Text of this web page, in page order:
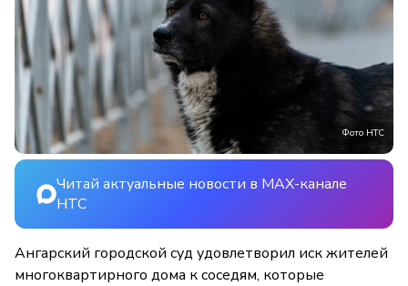
Фото НТС
Читай актуальные новости в MAX-канале
НТС
Ангарский городской суд удовлетворил иск жителей
многоквартирного дома к соседям, которые